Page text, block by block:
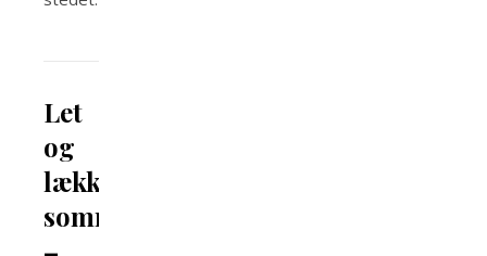
Let
og
lækker
sommerlagkage